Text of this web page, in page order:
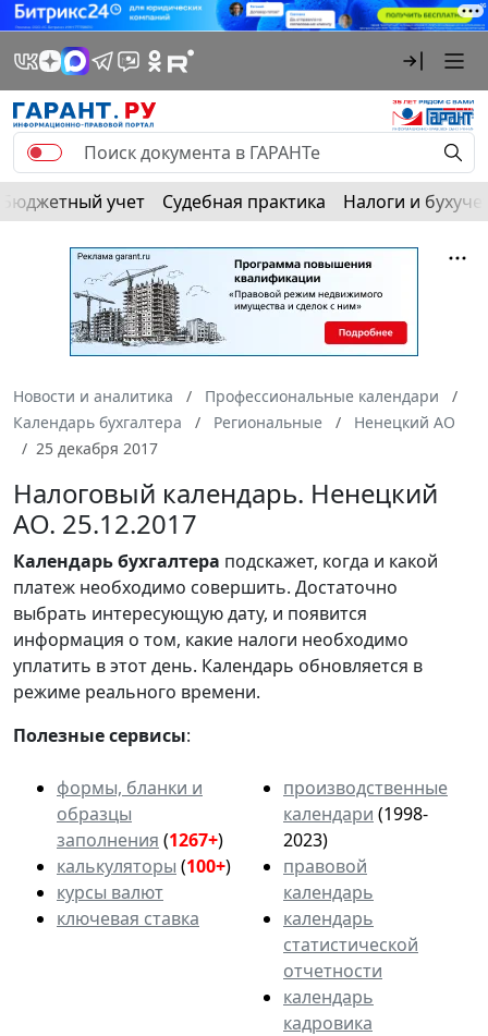
Бюджетный учет Судебная практика Налоги и
Новости и аналитика
Профессиональные календари
Календарь бухгалтера
Региональные
Ненецкий АО
25 декабря 2017
Налоговый календарь. Ненецкий
АО. 25.12.2017
Календарьбухгалтера подскажет, когда и какой
платеж необходимо совершить. Достаточно
выбрать интересующую дату, и появится
информация о том, какие налоги необходимо
уплатить в этот день. Календарь обновляется в
режиме реального времени.
Полезные сервисы:
формы, бланки и
образцы
заполнения (1267+)
калькуляторы (100+)
курсы валют
ключевая ставка
производственные
календари (1998-
2023)
правовой
календарь
календарь
статистической
отчетности
календарь
кадровика